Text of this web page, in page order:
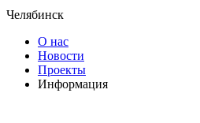
Челябинск
О нас
Новости
Проекты
Информация